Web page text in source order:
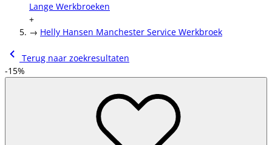
Lange Werkbroeken
+
→ Helly Hansen Manchester Service Werkbroek
Terug naar zoekresultaten
-15%